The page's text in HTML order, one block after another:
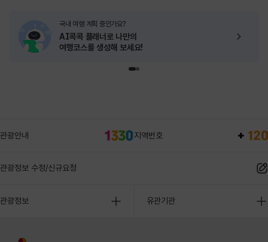
국내 여행 계획 중인가요?
AI콕콕 플래너로 나만의
여행코스를 생성해 보세요!
관광안내 지역번호
관광정보 수정/신규요청
관광정보 유관기관